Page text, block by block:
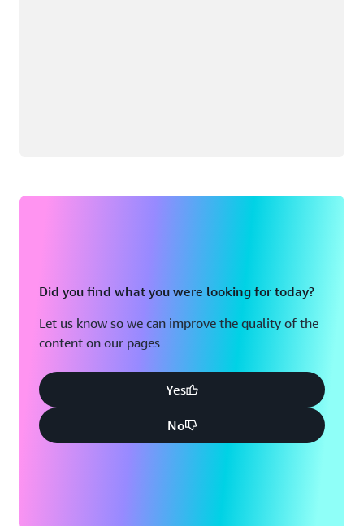
Did you find what you were looking for today?
Let us know so we can improve the quality of the
content on our pages
Yes
No